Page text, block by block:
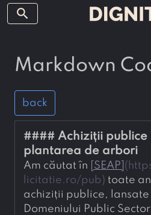
search
Markdown
back
#### Achiziții publice
plantarea de arbori
Am căutat în SEAP (
licitatie.ro/pub ) toate
achiziții publice,
Domeniului Public Sector